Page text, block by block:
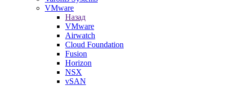
VMware
Назад
VMware
Airwatch
Cloud Foundation
Fusion
Horizon
NSX
vSAN